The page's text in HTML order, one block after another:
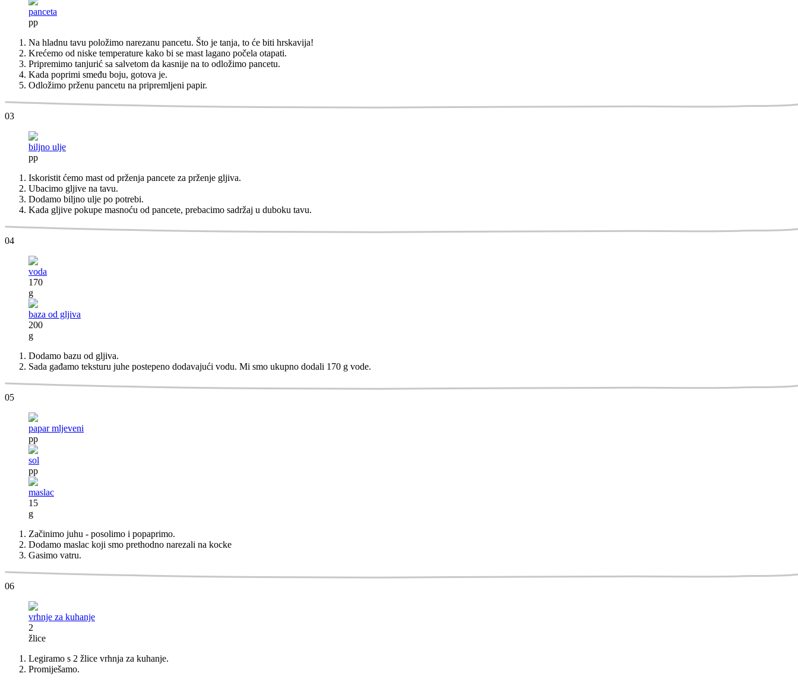
panceta
pp
Na hladnu tavu položimo narezanu pancetu. Što je tanja, to će biti hrskavija!
Krećemo od niske temperature kako bi se mast lagano počela otapati.
Pripremimo tanjurić sa salvetom da kasnije na to odložimo pancetu.
Kada poprimi smeđu boju, gotova je.
Odložimo prženu pancetu na pripremljeni papir.
03
biljno ulje
pp
Iskoristit ćemo mast od prženja pancete za prženje gljiva.
Ubacimo gljive na tavu.
Dodamo biljno ulje po potrebi.
Kada gljive pokupe masnoću od pancete, prebacimo sadržaj u duboku tavu.
04
voda
170
g
baza od gljiva
200
g
Dodamo bazu od gljiva.
Sada gađamo teksturu juhe postepeno dodavajući vodu. Mi smo ukupno dodali 170 g vode.
05
papar mljeveni
pp
sol
pp
maslac
15
g
Začinimo juhu - posolimo i popaprimo.
Dodamo maslac koji smo prethodno narezali na kocke
Gasimo vatru.
06
vrhnje za kuhanje
2
žlice
Legiramo s 2 žlice vrhnja za kuhanje.
Promiješamo.